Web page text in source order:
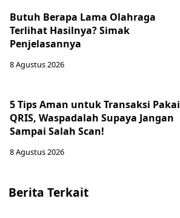
Butuh Berapa Lama Olahraga
Terlihat Hasilnya? Simak
Penjelasannya
8 Agustus 2026
5 Tips Aman untuk Transaksi Pakai
QRIS, Waspadalah Supaya Jangan
Sampai Salah Scan!
8 Agustus 2026
Berita Terkait